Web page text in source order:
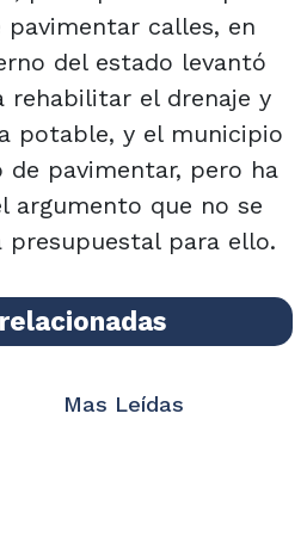
pavimentar calles, en
del estado levantó
rehabilitar el drenaje y
potable, y el municipio
de pavimentar, pero ha
argumento que no se
para ello.
Mas Leídas